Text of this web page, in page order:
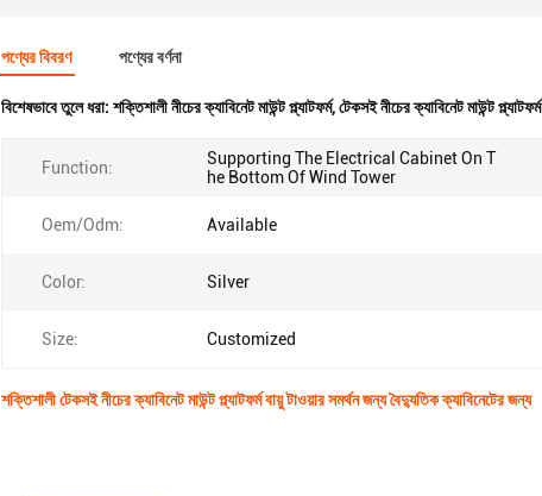
পণ্যের বিবরণ পণ্যের বর্ণনা
বিশেষভাবে তুলে ধরা: শক্তিশালী নীচের ক্যাবিনেট মাউন্ট প্ল্যাটফর্ম,টেকসই নীচের ক্যাবিনেট মাউন্ট প্ল্যাটফর্ম
Function:
Supporting The Electrical Cabinet On T
he Bottom Of Wind Tower
Oem/Odm: Available
Color: Silver
Size: Customized
শক্তিশালী টেকসই নীচের ক্যাবিনেট মাউন্ট প্ল্যাটফর্ম বায়ু টাওয়ার সমর্থন জন্য বৈদ্যুতিক ক্যাবিনেটের জন্য